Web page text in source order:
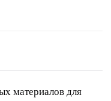
материалов для